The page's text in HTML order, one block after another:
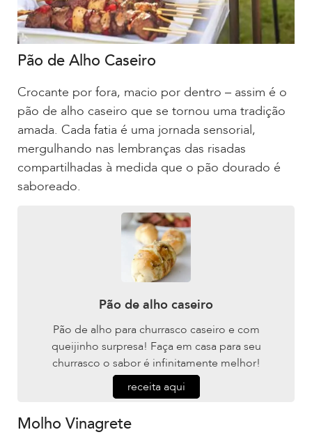
Pão de Alho Caseiro
Crocante por fora, macio por dentro – assim é o
pão de alho caseiro que se tornou uma tradição
amada. Cada fatia é uma jornada sensorial,
mergulhando nas lembranças das risadas
compartilhadas à medida que o pão dourado é
saboreado.
Pão de alho caseiro
Pão de alho para churrasco caseiro e com
queijinho surpresa! Faça em casa para seu
churrasco o sabor é infinitamente melhor!
receita aqui
Molho Vinagrete